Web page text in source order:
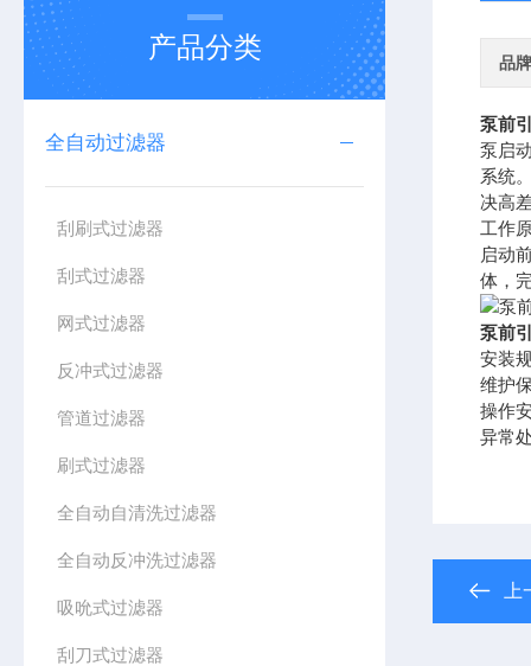
产品分类
全自动过滤器
刮刷式过滤器
刮式过滤器
网式过滤器
反冲式过滤器
管道过滤器
刷式过滤器
全自动自清洗过滤器
全自动反冲洗过滤器
吸吮式过滤器
刮刀式过滤器
品牌
泵前
泵启
系统
决高
工作
启动
体，
泵前
安装
维护
操作
异常